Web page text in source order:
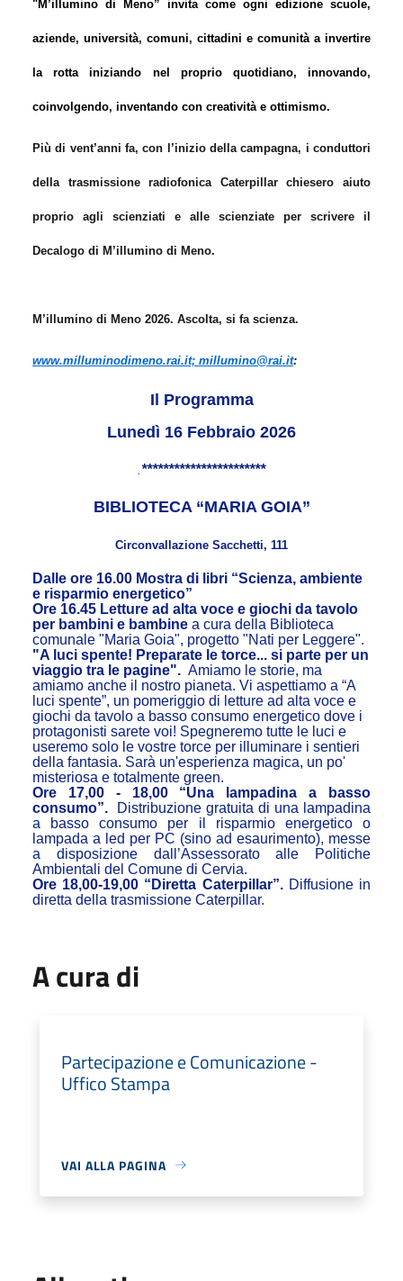
"M’illumino di Meno” invita come ogni edizione scuole,
aziende, università, comuni, cittadini e comunità a invertire
la rotta iniziando nel proprio quotidiano, innovando,
coinvolgendo, inventando con creatività e ottimismo.
Più di vent’anni fa, con l’inizio della campagna, i conduttori
della trasmissione radiofonica Caterpillar chiesero aiuto
proprio agli scienziati e alle scienziate per scrivere il
Decalogo di M’illumino di Meno.
M’illumino di Meno 2026. Ascolta, si fa scienza.
www.milluminodimeno.rai.it; millumino@rai.it:
Il Programma
Lunedì 16 Febbraio 2026
***********************
BIBLIOTECA “MARIA GOIA”
Circonvallazione Sacchetti, 111
Dalle ore 16.00 Mostra di libri “Scienza, ambiente
e risparmio energetico”
Ore 16.45 Letture ad alta voce e giochi da tavolo
per bambini e bambine a cura della Biblioteca
comunale "Maria Goia", progetto "Nati per Leggere".
"A luci spente! Preparate le torce... si parte per un
viaggio tra le pagine". Amiamo le storie, ma
amiamo anche il nostro pianeta. Vi aspettiamo a “A
luci spente”, un pomeriggio di letture ad alta voce e
giochi da tavolo a basso consumo energetico dove i
protagonisti sarete voi! Spegneremo tutte le luci e
useremo solo le vostre torce per illuminare i sentieri
della fantasia. Sarà un'esperienza magica, un po'
misteriosa e totalmente green.
Ore 17,00 - 18,00 “Una lampadina a basso
consumo”.
Distribuzione gratuita di una lampadina
a basso consumo per il risparmio energetico o
lampada a led per PC (sino ad esaurimento), messe
a disposizione dall’Assessorato alle Politiche
Ambientali del Comune di Cervia.
Ore 18,00-19,00 “Diretta Caterpillar”. Diffusione in
diretta della trasmissione Caterpillar.
A cura di
Partecipazione e Comunicazione -
Uffico Stampa
VAI ALLA PAGINA